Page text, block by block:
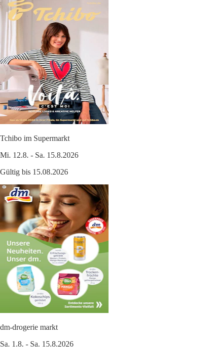
Tchibo im Supermarkt
Mi. 12.8. - Sa. 15.8.2026
Gültig bis 15.08.2026
dm-drogerie markt
Sa. 1.8. - Sa. 15.8.2026